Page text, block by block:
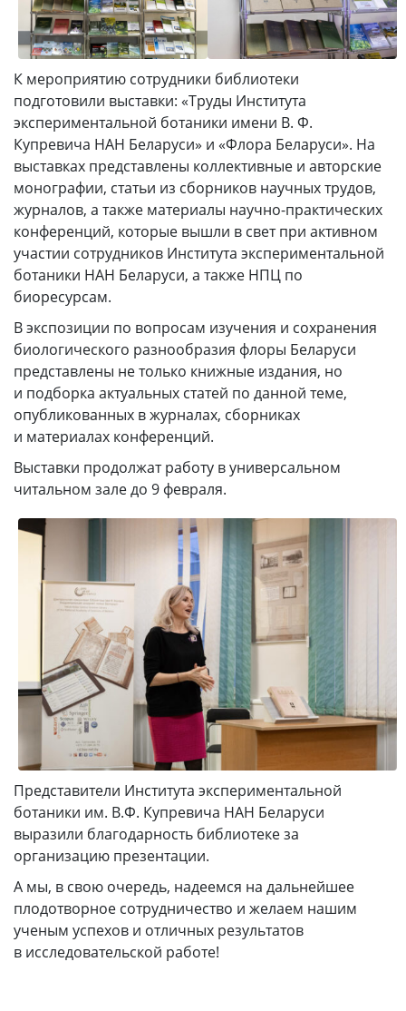
К мероприятию сотрудники библиотеки
подготовили выставки: «Труды Института
экспериментальной ботаники имени В. Ф.
Купревича НАН Беларуси» и «Флора Беларуси». На
выставках представлены коллективные и авторские
монографии, статьи из сборников научных трудов,
журналов, а также материалы научно-практических
конференций, которые вышли в свет при активном
участии сотрудников Института экспериментальной
ботаники НАН Беларуси, а также НПЦ по
биоресурсам.
В экспозиции по вопросам изучения и сохранения
биологического разнообразия флоры Беларуси
представлены не только книжные издания, но
и подборка актуальных статей по данной теме,
опубликованных в журналах, сборниках
и материалах конференций.
Выставки продолжат работу в универсальном
читальном зале до 9 февраля.
Представители Института экспериментальной
ботаники им. В.Ф. Купревича НАН Беларуси
выразили благодарность библиотеке за
организацию презентации.
А мы, в свою очередь, надеемся на дальнейшее
плодотворное сотрудничество и желаем нашим
ученым успехов и отличных результатов
в исследовательской работе!